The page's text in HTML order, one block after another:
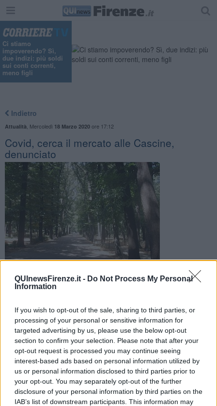
QUInewsFirenze.it - Do Not Process My Personal
Information
If you wish to opt-out of the sale, sharing to third parties, or
processing of your personal or sensitive information for
targeted advertising by us, please use the below opt-out
section to confirm your selection. Please note that after your
opt-out request is processed you may continue seeing
interest-based ads based on personal information utilized by
us or personal information disclosed to third parties prior to
your opt-out. You may separately opt-out of the further
disclosure of your personal information by third parties on the
IAB’s list of downstream participants. This information may
Ci stiamo
impoverendo? Sì,
due indizi: più soldi
sui conti correnti,
meno figli
Indietro
Attualità Mercoledì 18 Marzo 2020ore 17:12
​Covid, cerca il mercato alle Cascine,
denunciato
La municipale ha effettuato 212 accertamenti cogliendo sul
circolare nel periodo di emergenza
FIRENZE —La polizia municipale impegnata nei controlli per il
rispetto delle misure previste dal DPCM per il contenimento della
diffusione del Covid-19 ha effettuato 212 accertamenti fra veicoli in
transito fermati e persone a piedi controllate.